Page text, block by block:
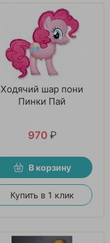
Ходячий шар пони
Пинки Пай
970 ₽
В корзину
Купить в 1 клик